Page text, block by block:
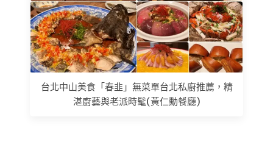
台北中山美食「春韭」無菜單台北私廚推薦，精
湛廚藝與老派時髦(黃仁勳餐廳)